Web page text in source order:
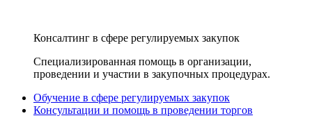
Консалтинг в сфере регулируемых закупок
Специализированная помощь в организации,
проведении и участии в закупочных процедурах.
Обучение в сфере регулируемых закупок
Консультации и помощь в проведении торгов